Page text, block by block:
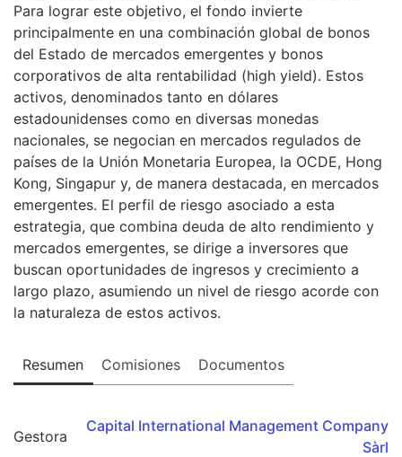
Para lograr este objetivo, el fondo invierte
principalmente en una combinación global de bonos
del Estado de mercados emergentes y bonos
corporativos de alta rentabilidad (high yield). Estos
activos, denominados tanto en dólares
estadounidenses como en diversas monedas
nacionales, se negocian en mercados regulados de
países de la Unión Monetaria Europea, la OCDE, Hong
Kong, Singapur y, de manera destacada, en mercados
emergentes. El perfil de riesgo asociado a esta
estrategia, que combina deuda de alto rendimiento y
mercados emergentes, se dirige a inversores que
buscan oportunidades de ingresos y crecimiento a
largo plazo, asumiendo un nivel de riesgo acorde con
la naturaleza de estos activos.
Resumen Comisiones Documentos
Gestora
Capital International Management Company
Sàrl